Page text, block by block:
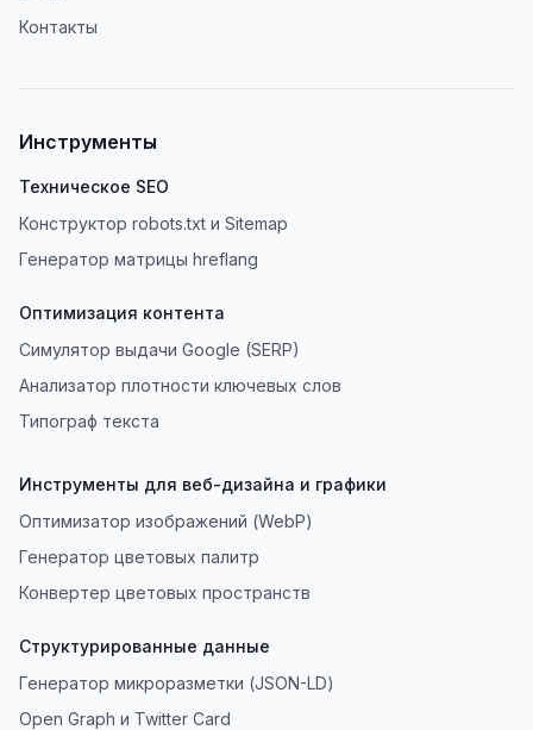
Контакты
Инструменты
Техническое SEO
Конструктор robots.txt и Sitemap
Генератор матрицы hreflang
Оптимизация контента
Симулятор выдачи Google (SERP)
Анализатор плотности ключевых слов
Типограф текста
Инструменты для веб-дизайна и графики
Оптимизатор изображений (WebP)
Генератор цветовых палитр
Конвертер цветовых пространств
Структурированные данные
Генератор микроразметки (JSON-LD)
Open Graph и Twitter Card